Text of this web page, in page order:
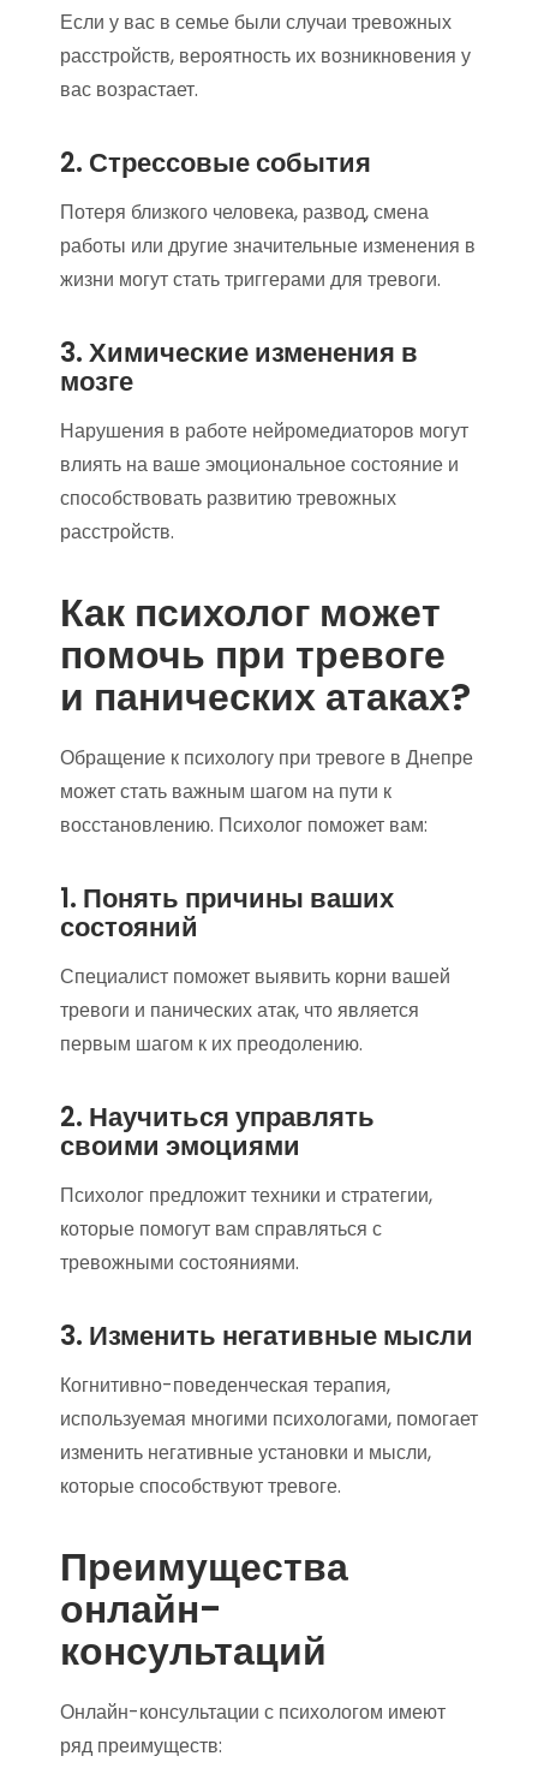
Если у вас в семье были случаи тревожных
расстройств, вероятность их возникновения у
вас возрастает.
2. Стрессовые события
Потеря близкого человека, развод, смена
работы или другие значительные изменения в
жизни могут стать триггерами для тревоги.
3. Химические изменения в
мозге
Нарушения в работе нейромедиаторов могут
влиять на ваше эмоциональное состояние и
способствовать развитию тревожных
расстройств.
Как психолог может
помочь при тревоге
и панических атаках?
Обращение к психологу при тревоге в Днепре
может стать важным шагом на пути к
восстановлению. Психолог поможет вам:
1. Понять причины ваших
состояний
Специалист поможет выявить корни вашей
тревоги и панических атак, что является
первым шагом к их преодолению.
2. Научиться управлять
своими эмоциями
Психолог предложит техники и стратегии,
которые помогут вам справляться с
тревожными состояниями.
3. Изменить негативные мысли
Когнитивно-поведенческая терапия,
используемая многими психологами, помогает
изменить негативные установки и мысли,
которые способствуют тревоге.
Преимущества
онлайн-
консультаций
Онлайн-консультации с психологом имеют
ряд преимуществ: